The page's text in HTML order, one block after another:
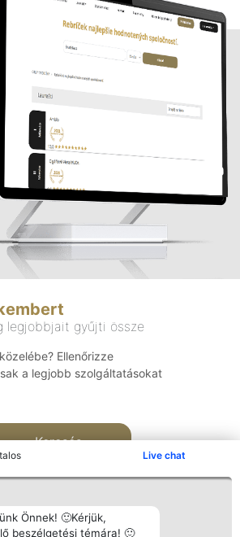
Live chat
Önnek! 🙂Kérjük,
beszélgetési témára! 🙂
legjobbjait gyűjti össze
Ellenőrizze
a legjobb szolgáltatásokat
Keresés